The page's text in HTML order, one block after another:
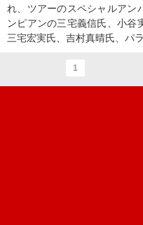
れ、ツアーのスペシャルアン
ンピアンの三宅義信氏、小谷
三宅宏実氏、吉村真晴氏、パ
1